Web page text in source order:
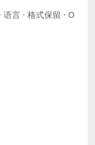
言 · 格式保留 · O